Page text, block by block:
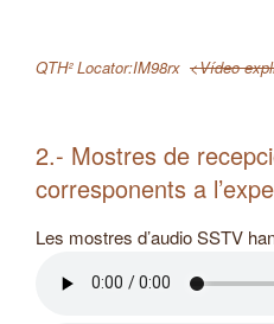
QTH² Locator:IM98rx <Vídeo
2.- Mostres de
corresponents a
Les mostres d’audio SSTV